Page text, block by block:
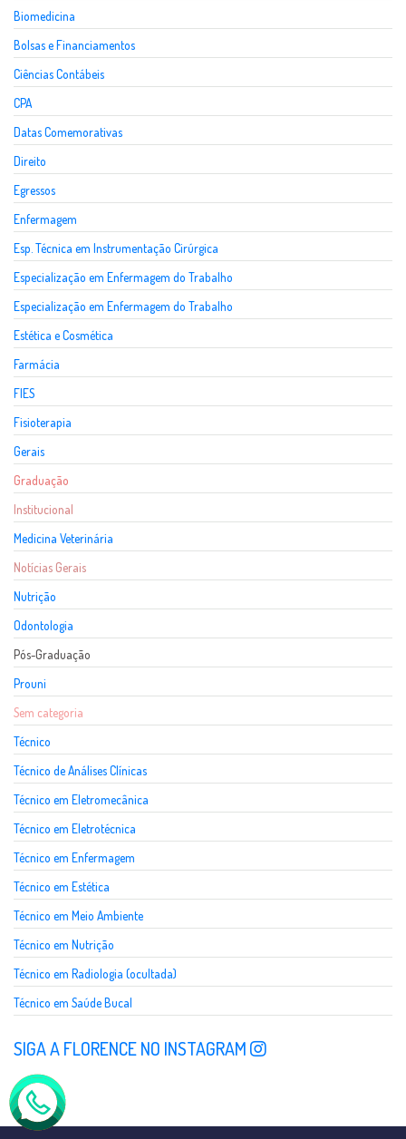
Biomedicina
Bolsas e Financiamentos
Ciências Contábeis
CPA
Datas Comemorativas
Direito
Egressos
Enfermagem
Esp. Técnica em Instrumentação Cirúrgica
Especialização em Enfermagem do Trabalho
Especialização em Enfermagem do Trabalho
Estética e Cosmética
Farmácia
FIES
Fisioterapia
Gerais
Graduação
Institucional
Medicina Veterinária
Notícias Gerais
Nutrição
Odontologia
Pós-Graduação
Prouni
Sem categoria
Técnico
Técnico de Análises Clínicas
Técnico em Eletromecânica
Técnico em Eletrotécnica
Técnico em Enfermagem
Técnico em Estética
Técnico em Meio Ambiente
Técnico em Nutrição
Técnico em Radiologia (ocultada)
Técnico em Saúde Bucal
SIGA A FLORENCE NO INSTAGRAM